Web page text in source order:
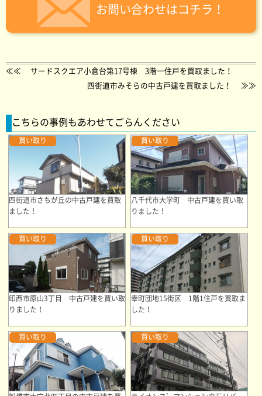
お問い合わせはコチラ！
≪≪ サードスクエア小倉台第17号棟 3階一住戸を買取ました！
四街道市みそらの中古戸建を買取ました！
≫≫
こちらの事例もあわせてごらんください
買い取り
四街道市さちが丘の中古戸建を買取
ました！
買い取り
八千代市大学町 中古戸建を買い取
りました！
買い取り
印西市原山3丁目 中古戸建を買い取
りました！
買い取り
幸町団地15街区 1階1住戸を買取ま
した！
買い取り 買い取り